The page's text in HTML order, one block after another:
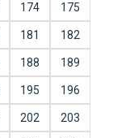
174 175
181 182
188 189
195 196
202 203